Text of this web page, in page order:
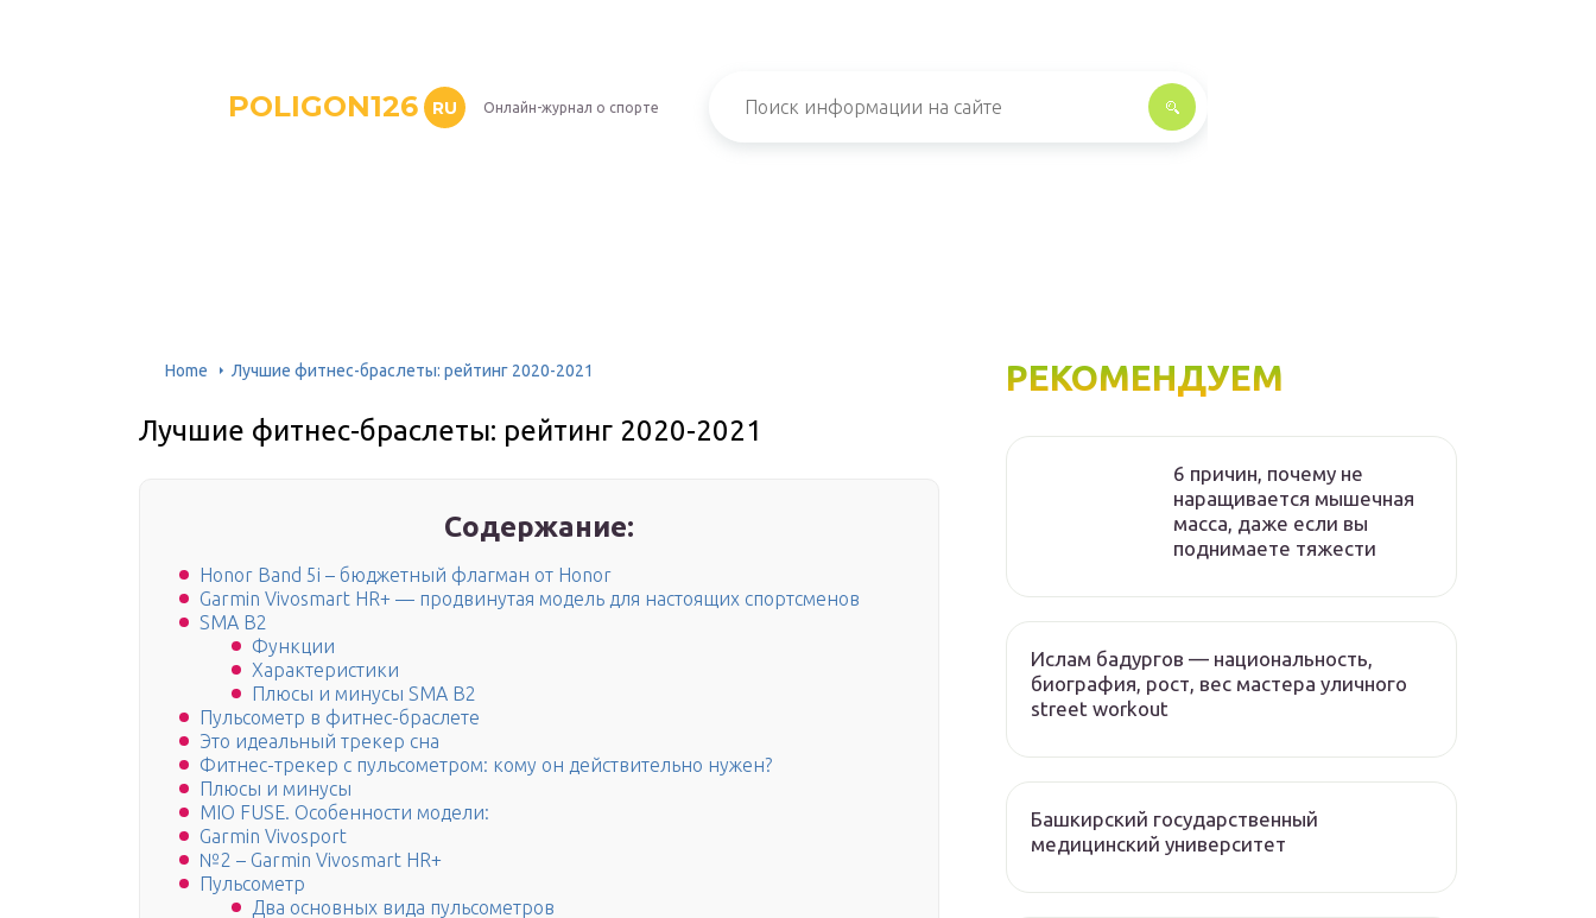
POLIGON126 RU Онлайн-журнал о спорте
Home Лучшие фитнес-браслеты: рейтинг 2020-2021
Лучшие фитнес-браслеты: рейтинг 2020-2021
Содержание:
Honor Band 5i – бюджетный флагман от Honor
Garmin Vivosmart HR+ — продвинутая модель для настоящих спортсменов
SMA B2
Функции
Характеристики
Плюсы и минусы SMA B2
Пульсометр в фитнес-браслете
Это идеальный трекер сна
Фитнес-трекер с пульсометром: кому он действительно нужен?
Плюсы и минусы
MIO FUSE. Особенности модели:
Garmin Vivosport
№2 – Garmin Vivosmart HR+
Пульсометр
Два основных вида пульсометров
РЕКОМЕНДУЕМ
6 причин, почему не
наращивается мышечная
масса, даже если вы
поднимаете тяжести
Ислам бадургов — национальность,
биография, рост, вес мастера уличного
street workout
Башкирский государственный
медицинский университет